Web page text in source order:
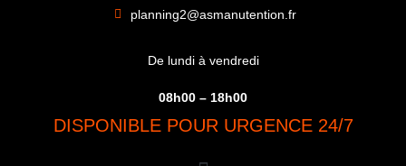
planning2@asmanutention.fr
De lundi à vendredi
08h00 – 18h00
DISPONIBLE POUR URGENCE 24/7